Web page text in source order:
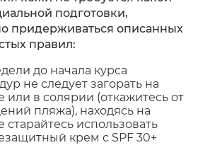
подготовки,
придерживаться описанных
правил:
до начала курса
не следует загорать на
или в солярии (откажитесь от
пляжа), находясь на
старайтесь использовать
крем с SPF 30+